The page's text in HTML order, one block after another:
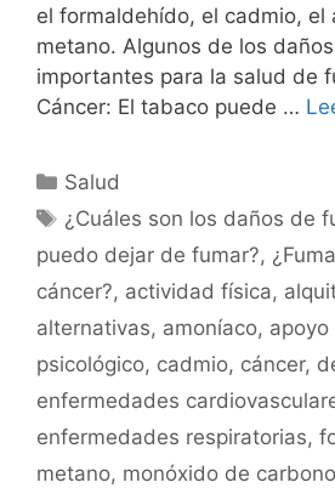
el formaldehído, el cadmio, el
metano. Algunos de los
importantes para la salud de
Cáncer: El tabaco puede …
C
a
t
e
g
o
r
í
s
Salud
E
t
q
u
e
t
a
¿Cuáles son los daños de
puedo dejar de fumar?,
cáncer?, actividad física,
alternativas, amoníaco,
psicológico, cadmio, cáncer,
enfermedades
enfermedades respiratorias,
metano, monóxido de carbono